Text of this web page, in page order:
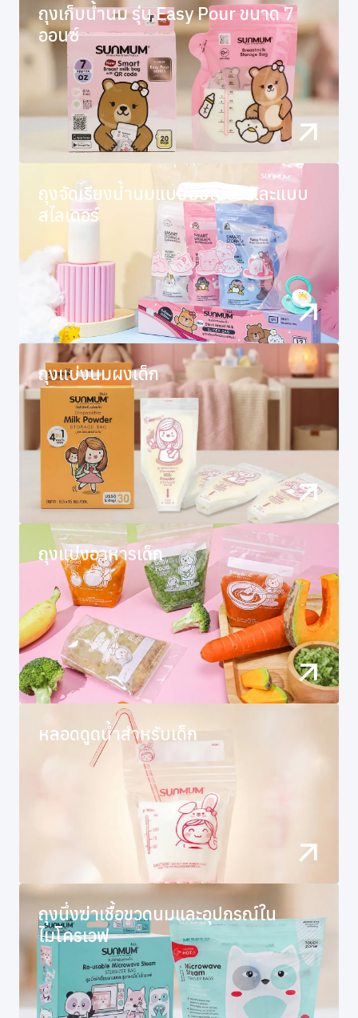
ถุงเก็บน้ำนม รุ่น Easy Pour ขนาด 7
ออนซ์
ถุงจัดเรียงน้ำนมแบบซิปเปอร์ และแบบ
สไลเดอร์
ถุงแบ่งนมผงเด็ก
ถุงแบ่งอาหารเด็ก
หลอดดูดน้ำสำหรับเด็ก
ถุงนึ่งฆ่าเชื้อขวดนมและอุปกรณ์ใน
ไมโครเวฟ